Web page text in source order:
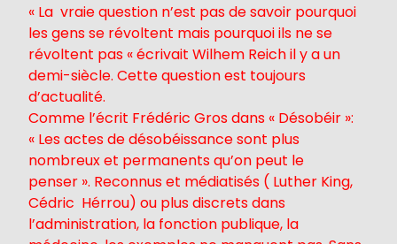
« La vraie question n’est pas de savoir pourquoi
les gens se révoltent mais pourquoi ils ne se
révoltent pas « écrivait Wilhem Reich il y a un
demi-siècle. Cette question est toujours
d’actualité.
Comme l’écrit Frédéric Gros dans « Désobéir »:
« Les actes de désobéissance sont plus
nombreux et permanents qu’on peut le
penser ». Reconnus et médiatisés ( Luther King,
Cédric Hérrou) ou plus discrets dans
l’administration, la fonction publique, la